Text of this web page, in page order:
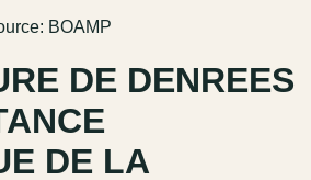
BOAMP
DE DENREES
DE LA